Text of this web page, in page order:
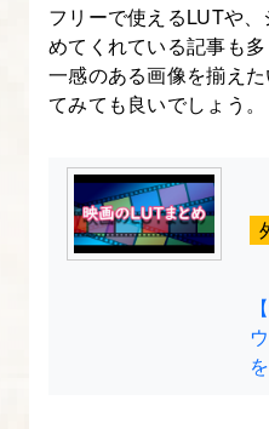
フリーで使えるLUTや
めてくれている記事も
一感のある画像を揃え
てみても良いでしょう。